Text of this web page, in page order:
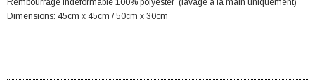
Rembourrage indéformable 100% polyester (lavage à la main uniquement)
Dimensions: 45cm x 45cm / 50cm x 30cm